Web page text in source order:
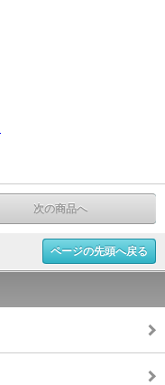
次の商品へ
ページの先頭へ戻る